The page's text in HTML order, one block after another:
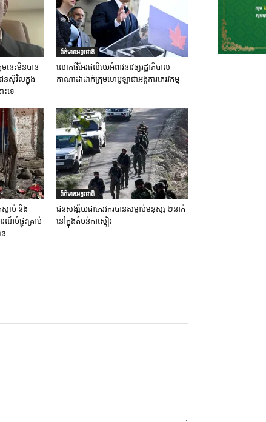
មនេះមិនបាន
នស៊ីវិលក្នុង
ះទេ
ព័ត៌មានអន្តរជាតិ
លោកផីអែរផលីយេអំពាវនាវឲ្យរដ្ឋាភិបាល
កាណាដាដាក់ក្រុមហេបូឡាជាអង្គការភេរវកម្ម
ាប់ និង
ណ៍បំផ្ទុះគ្រាប់
ន
ព័ត៌មានអន្តរជាតិ
ជនសង្ស័យជាភេរវករបានសម្លាប់មនុស្ស ២នាក់
នៅក្នុងតំបន់កាស្មៀរ